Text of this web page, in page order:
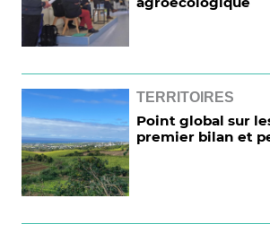
TERRITOIRES
Point global sur
premier bilan et